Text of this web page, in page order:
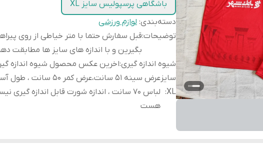
باشگاهی پرسپولیس سایز XL
دسته‌بندی: لوازم ورزشی
توضیحات:قبل سفارش حتما با متر خیاطی از روی
بگیرین و با اندازه های سایز ها مطابقت
شیوه اندازه گیری:اخرین عکس محصول شیوه اندازه
سایز
XL
:
لباس 70 سانت ، اندازه شورت قابل اندازه
هست